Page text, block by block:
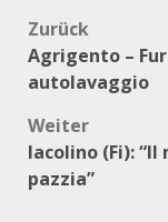
Zurück
Agrigento –
autolavaggio
Weiter
Iacolino (Fi):
pazzia”